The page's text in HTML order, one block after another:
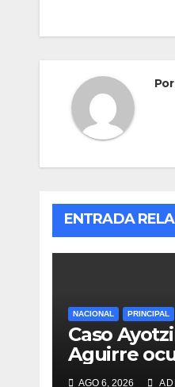
k
ENTRADA
NACIONAL PRINCIPAL
Caso
Aguirre
destruyó
AGO 6, 2026